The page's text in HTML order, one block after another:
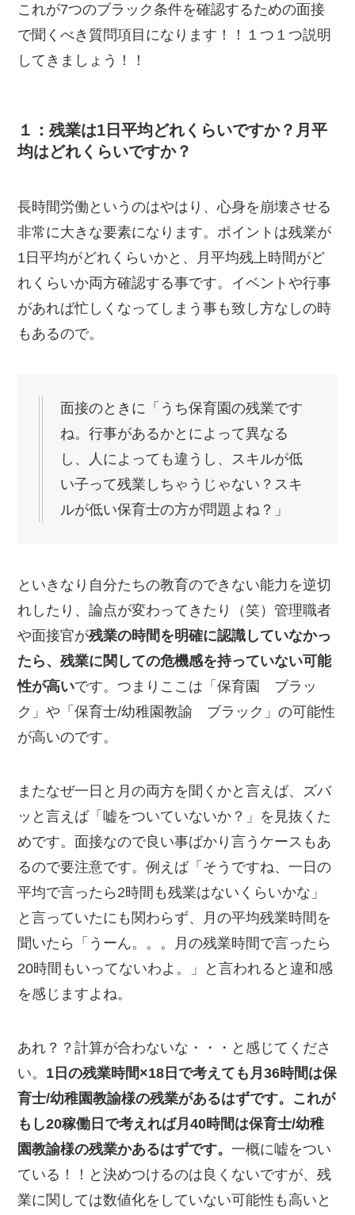
これが7つのブラック条件を確認するための面接
で聞くべき質問項目になります！！１つ１つ説明
してきましょう！！
１：残業は1日平均どれくらいですか？月平
均はどれくらいですか？
長時間労働というのはやはり、心身を崩壊させる
非常に大きな要素になります。ポイントは残業が
1日平均がどれくらいかと、月平均残上時間がど
れくらいか両方確認する事です。イベントや行事
があれば忙しくなってしまう事も致し方なしの時
もあるので。
面接のときに「うち保育園の残業です
ね。行事があるかとによって異なる
し、人によっても違うし、スキルが低
い子って残業しちゃうじゃない？スキ
ルが低い保育士の方が問題よね？」
といきなり自分たちの教育のできない能力を逆切
れしたり、論点が変わってきたり（笑）管理職者
や面接官が残業の時間を明確に認識していなかっ
たら、残業に関しての危機感を持っていない可能
性が高いです。つまりここは「保育園 ブラッ
ク」や「保育士/幼稚園教諭 ブラック」の可能性
が高いのです。
またなぜ一日と月の両方を聞くかと言えば、ズバ
ッと言えば「嘘をついていないか？」を見抜くた
めです。面接なので良い事ばかり言うケースもあ
るので要注意です。例えば「そうですね、一日の
平均で言ったら2時間も残業はないくらいかな」
と言っていたにも関わらず、月の平均残業時間を
聞いたら「うーん。。。月の残業時間で言ったら
20時間もいってないわよ。」と言われると違和感
を感じますよね。
あれ？？計算が合わないな・・・と感じてくださ
い。 1日の残業時間×18日で考えても月36時間は保
育士/幼稚園教諭様の残業があるはずです。これが
もし20稼働日で考えれば月40時間は保育士/幼稚
園教諭様の残業かあるはずです。一概に嘘をつい
ている！！と決めつけるのは良くないですが、残
業に関しては数値化をしていない可能性も高いと